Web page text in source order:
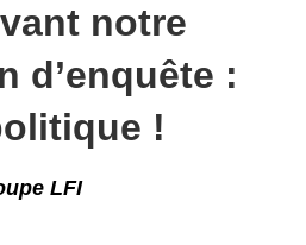
notre
d’enquête :
!
LFI